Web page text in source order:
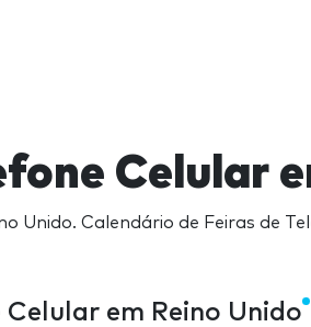
Celular
Unido. Calendário de Feiras de
em Reino Unido